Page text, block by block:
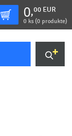
0,00 EUR
0 ks (0 produkte)